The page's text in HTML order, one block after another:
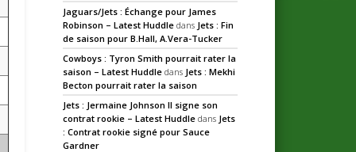
Jaguars/Jets : Échange pour James
Robinson – Latest Huddle dans Jets : Fin
de saison pour B.Hall, A.Vera-Tucker
Cowboys : Tyron Smith pourrait rater la
saison – Latest Huddle dans Jets : Mekhi
Becton pourrait rater la saison
Jets : Jermaine Johnson II signe son
contrat rookie – Latest Huddle dans Jets
: Contrat rookie signé pour Sauce
Gardner